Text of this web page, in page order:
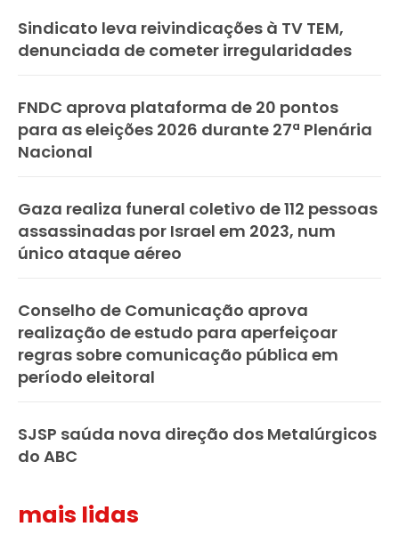
Sindicato leva reivindicações à TV TEM,
denunciada de cometer irregularidades
FNDC aprova plataforma de 20 pontos
para as eleições 2026 durante 27ª Plenária
Nacional
Gaza realiza funeral coletivo de 112 pessoas
assassinadas por Israel em 2023, num
único ataque aéreo
Conselho de Comunicação aprova
realização de estudo para aperfeiçoar
regras sobre comunicação pública em
período eleitoral
SJSP saúda nova direção dos Metalúrgicos
do ABC
mais lidas